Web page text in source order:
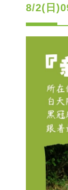
8/2(日